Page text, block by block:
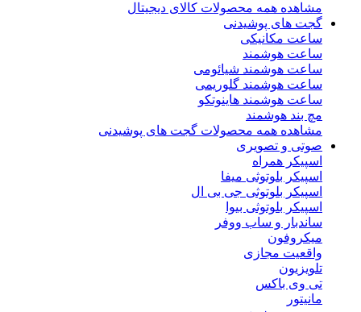
مشاهده همه محصولات کالای دیجیتال
گجت های پوشیدنی
ساعت مکانیکی
ساعت هوشمند
ساعت هوشمند شیائومی
ساعت هوشمند گلوریمی
ساعت هوشمند هاینوتکو
مچ بند هوشمند
مشاهده همه محصولات گجت های پوشیدنی
صوتی و تصویری
اسپیکر همراه
اسپیکر بلوتوثی میفا
اسپیکر بلوتوثی جی بی ال
اسپیکر بلوتوثی بیوا
ساندبار و ساب ووفر
میکروفون
واقعیت مجازی
تلویزیون
تی وی باکس
مانیتور